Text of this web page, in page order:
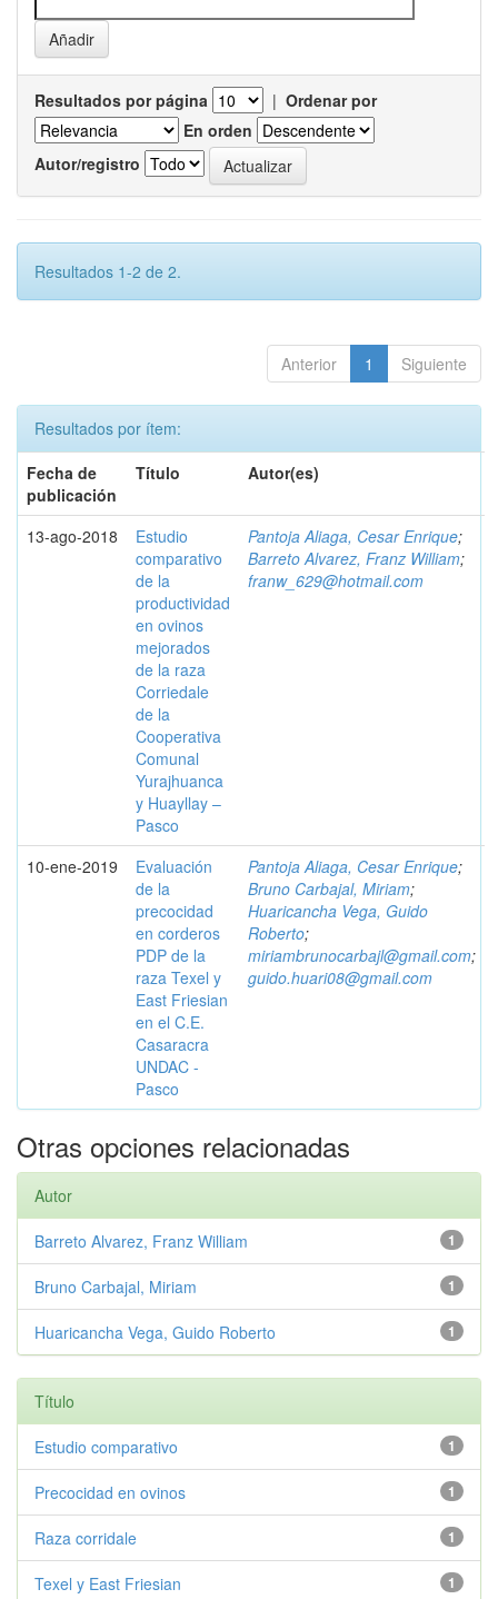
Resultados por página | Ordenar por
En orden
Autor/registro
Resultados 1-2 de 2.
Anterior 1 Siguiente
Resultados por ítem:
Fecha de
publicación
Título Autor(es)
13-ago-2018
Estudio
comparativo
de la
productividad
en ovinos
mejorados
de la raza
Corriedale
de la
Cooperativa
Comunal
Yurajhuanca
y Huayllay –
Pasco
Pantoja Aliaga, Cesar Enrique;
Barreto Alvarez, Franz William;
franw_629@hotmail.com
10-ene-2019
Evaluación
de la
precocidad
en corderos
PDP de la
raza Texel y
East Friesian
en el C.E.
Casaracra
UNDAC -
Pasco
Pantoja Aliaga, Cesar Enrique;
Bruno Carbajal, Miriam;
Huaricancha Vega, Guido
Roberto;
miriambrunocarbajl@gmail.com;
guido.huari08@gmail.com
Otras opciones relacionadas
Autor
1
Barreto Alvarez, Franz William
1
Bruno Carbajal, Miriam
1
Huaricancha Vega, Guido Roberto
Título
1
Estudio comparativo
1
Precocidad en ovinos
1
Raza corridale
1
Texel y East Friesian